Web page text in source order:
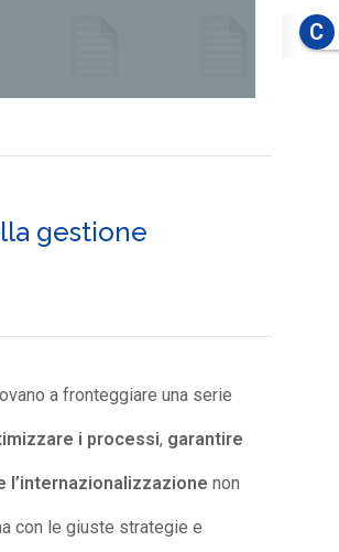
gestione
a fronteggiare una serie
i processi, garantire
l’internazionalizzazione non
con le giuste strategie e
C